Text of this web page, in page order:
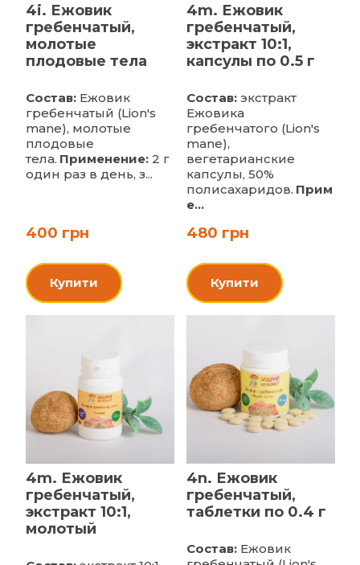
4i. Ежовик
гребенчатый,
молотые
плодовые тела
Состав: Ежовик
гребенчатый (Lion's
mane), молотые
плодовые
тела. Применение: 2 г
один раз в день, з...
400 грн
Купити
4m. Ежовик
гребенчатый,
экстракт 10:1,
капсулы по 0.5 г
Состав: экстракт
Ежовика
гребенчатого (Lion's
mane),
вегетарианские
капсулы, 50%
полисахаридов. Прим
е...
480 грн
Купити
4m. Ежовик
гребенчатый,
экстракт 10:1,
молотый
4n. Ежовик
гребенчатый,
таблетки по 0.4 г
Состав:Ежовик